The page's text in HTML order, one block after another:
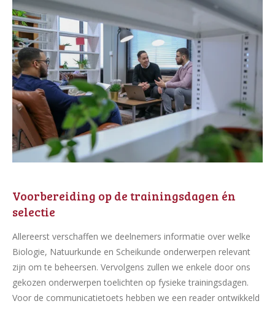
Voorbereiding op de trainingsdagen én
selectie
Allereerst verschaffen we deelnemers informatie over welke
Biologie, Natuurkunde en Scheikunde onderwerpen relevant
zijn om te beheersen. Vervolgens zullen we enkele door ons
gekozen onderwerpen toelichten op fysieke trainingsdagen.
Voor de communicatietoets hebben we een reader ontwikkeld